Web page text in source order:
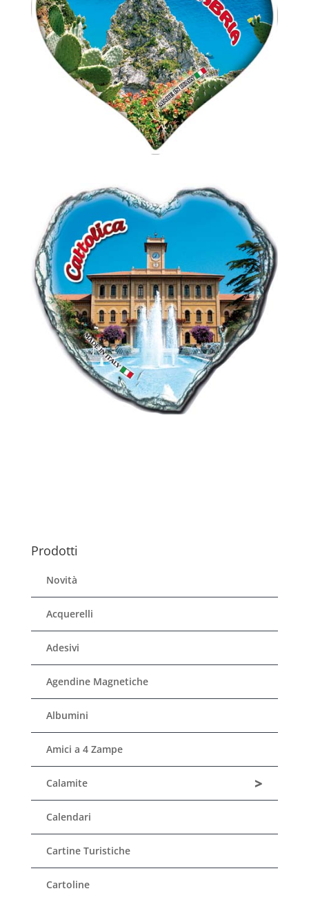
Prodotti
Novità
Acquerelli
Adesivi
Agendine Magnetiche
Albumini
Amici a 4 Zampe
>
Calamite
Calendari
Cartine Turistiche
Cartoline